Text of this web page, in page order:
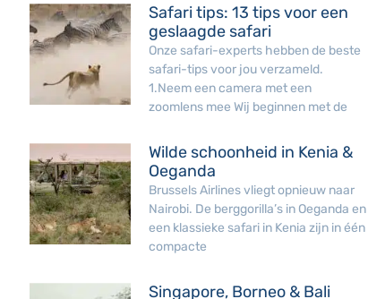
Safari tips: 13 tips voor een
geslaagde safari
Onze safari-experts hebben de beste
safari-tips voor jou verzameld.
1.Neem een camera met een
zoomlens mee Wij beginnen met de
Wilde schoonheid in Kenia &
Oeganda
Brussels Airlines vliegt opnieuw naar
Nairobi. De berggorilla’s in Oeganda en
een klassieke safari in Kenia zijn in één
compacte
Singapore, Borneo & Bali